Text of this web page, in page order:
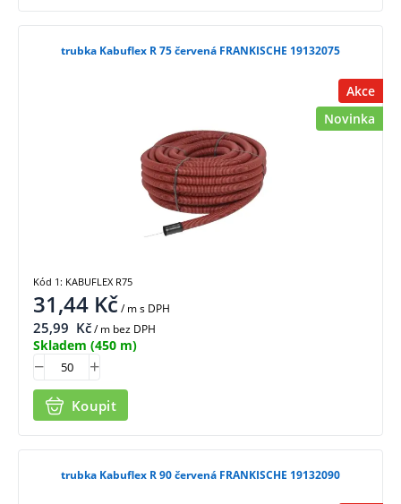
Akce
Novinka
trubka Kabuflex R 75 červená FRANKISCHE 19132075
31,44 Kč/ ms DPH
25,99 Kč/ m bez DPH
Skladem (450 m)
Koupit
Kód 1: KABUFLEX R75
trubka Kabuflex R 90 červená FRANKISCHE 19132090